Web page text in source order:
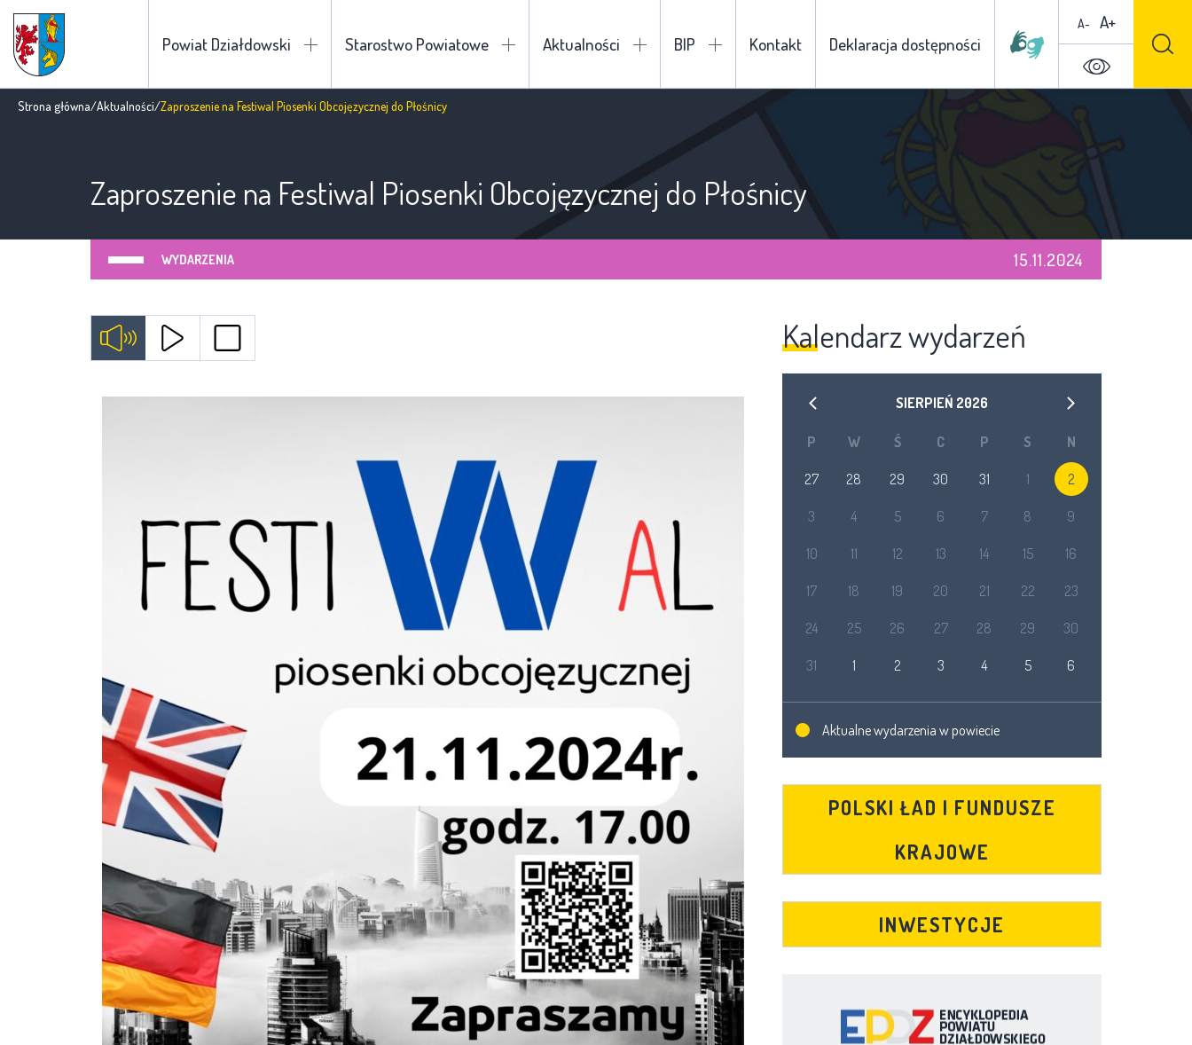
Powiat Działdowski Starostwo Powiatowe Aktualności BIP Kontakt Deklaracja dostępności
A- A+
Strona główna/Aktualności/Zaproszenie na Festiwal Piosenki Obcojęzycznej do Płośnicy
Zaproszenie na Festiwal Piosenki Obcojęzycznej do Płośnicy
WYDARZENIA 15.11.2024
Kalendarz wydarzeń
SIERPIEŃ 2026
P W Ś C P S N
27 28 29 30 31 1 2
3 4 5 6 7 8 9
10 11 12 13 14 15 16
17 18 19 20 21 22 23
24 25 26 27 28 29 30
31 1 2 3 4 5 6
Aktualne wydarzenia w powiecie
POLSKI ŁAD I FUNDUSZE
KRAJOWE
INWESTYCJE